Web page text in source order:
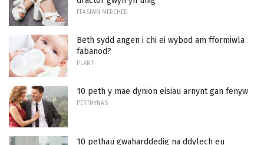
FFASIWN MERCHED
Beth sydd angen i chi ei wybod am fformiwla
fabanod?
PLANT
10 peth y mae dynion eisiau arnynt gan fenyw
PERTHYNAS
10 pethau gwaharddedig na ddylech eu